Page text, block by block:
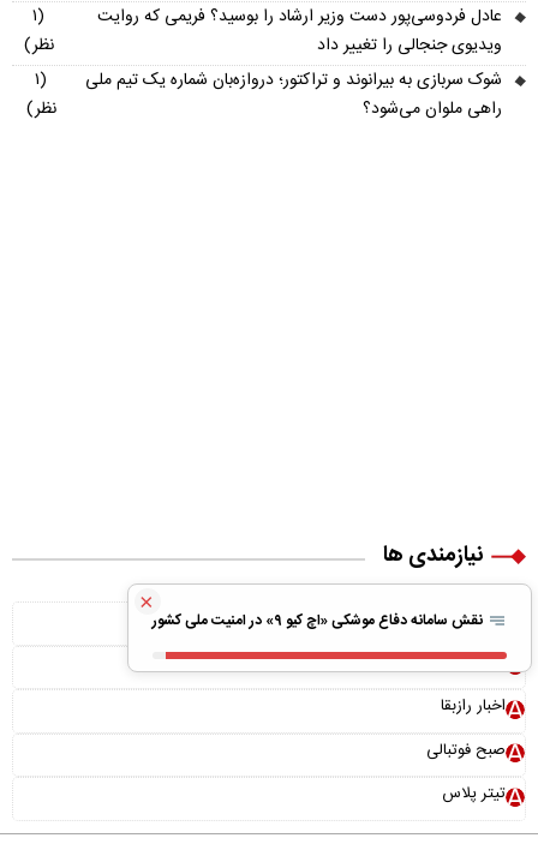
عادل فردوسی‌پور دست وزیر ارشاد را بوسید؟ فریمی که روایت
ویدیوی جنجالی را تغییر داد
(۱
نظر)
شوک سربازی به بیرانوند و تراکتور؛ دروازه‌بان شماره یک تیم ملی
راهی ملوان می‌شود؟
(۱
نظر)
نیازمندی ها
ویلا پیش ساخته
بونوس رایگان
اخبار رازبقا
صبح فوتبالی
تیتر پلاس
×
نقش سامانه دفاع موشکی «اچ کیو ۹» در امنیت ملی کشور